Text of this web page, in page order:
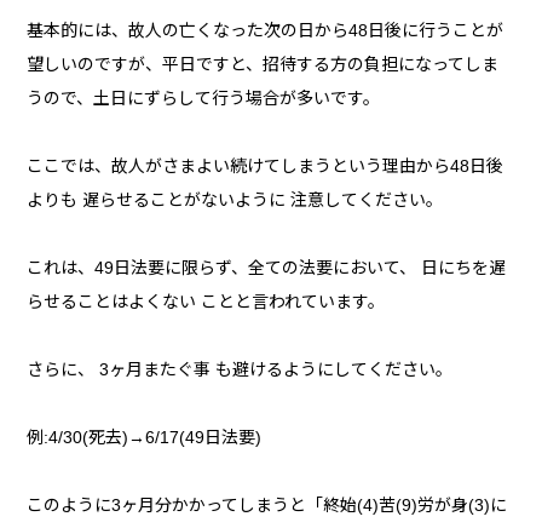
基本的には、故人の亡くなった次の日から48日後に行うことが
望しいのですが、平日ですと、招待する方の負担になってしま
うので、土日にずらして行う場合が多いです。
ここでは、故人がさまよい続けてしまうという理由から48日後
よりも 遅らせることがないように 注意してください。
これは、49日法要に限らず、全ての法要において、 日にちを遅
らせることはよくない ことと言われています。
さらに、 3ヶ月またぐ事 も避けるようにしてください。
例:4/30(死去)→6/17(49日法要)
このように3ヶ月分かかってしまうと「終始(4)苦(9)労が身(3)に